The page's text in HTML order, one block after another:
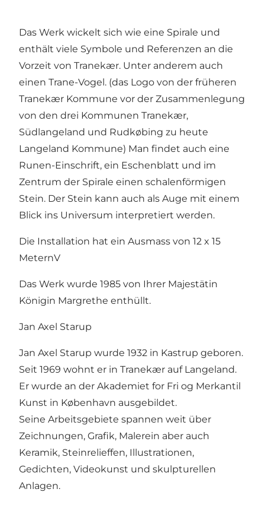
Das Werk wickelt sich wie eine Spirale und
enthält viele Symbole und Referenzen an die
Vorzeit von Tranekær. Unter anderem auch
einen Trane-Vogel. (das Logo von der früheren
Tranekær Kommune vor der Zusammenlegung
von den drei Kommunen Tranekær,
Südlangeland und Rudkøbing zu heute
Langeland Kommune) Man findet auch eine
Runen-Einschrift, ein Eschenblatt und im
Zentrum der Spirale einen schalenförmigen
Stein. Der Stein kann auch als Auge mit einem
Blick ins Universum interpretiert werden.
Die Installation hat ein Ausmass von 12 x 15
MeternV
Das Werk wurde 1985 von Ihrer Majestätin
Königin Margrethe enthüllt.
Jan Axel Starup
Jan Axel Starup wurde 1932 in Kastrup geboren.
Seit 1969 wohnt er in Tranekær auf Langeland.
Er wurde an der Akademiet for Fri og Merkantil
Kunst in København ausgebildet.
Seine Arbeitsgebiete spannen weit über
Zeichnungen, Grafik, Malerein aber auch
Keramik, Steinrelieffen, Illustrationen,
Gedichten, Videokunst und skulpturellen
Anlagen.